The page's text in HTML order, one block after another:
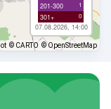
201-300 1
301+ 0
07.08.2026, 14:00
© CARTO © OpenStreetMap